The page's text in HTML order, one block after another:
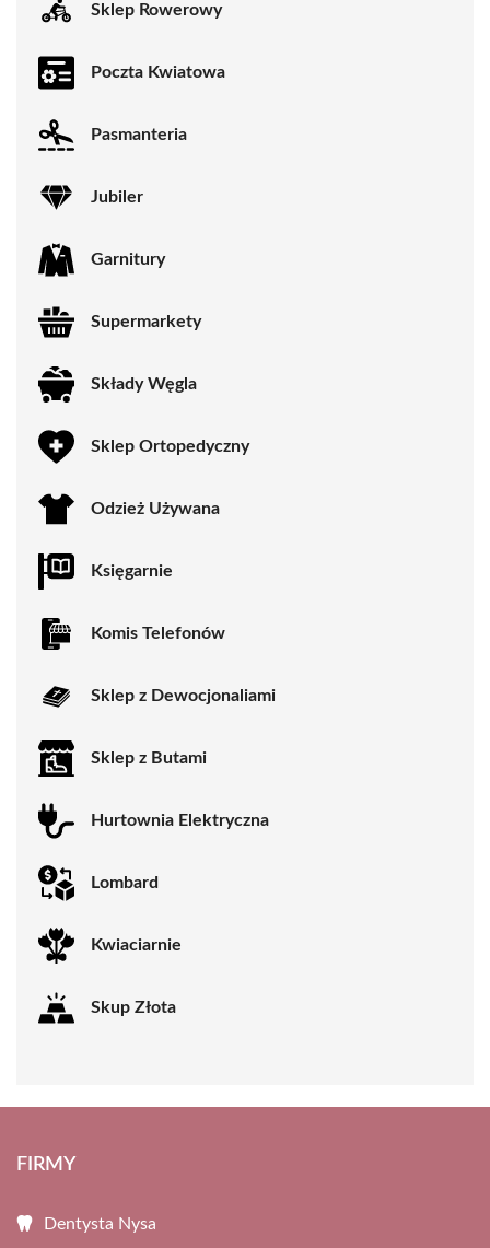
Sklep Rowerowy
Poczta Kwiatowa
Pasmanteria
Jubiler
Garnitury
Supermarkety
Składy Węgla
Sklep Ortopedyczny
Odzież Używana
Księgarnie
Komis Telefonów
Sklep z Dewocjonaliami
Sklep z Butami
Hurtownia Elektryczna
Lombard
Kwiaciarnie
Skup Złota
FIRMY
Dentysta Nysa